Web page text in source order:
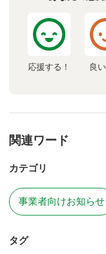
応援する！ 良
関連ワード
カテゴリ
事業者向けお知らせ
タグ